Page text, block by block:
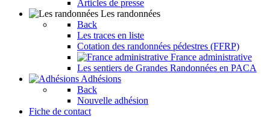
Articles de presse
Les randonnées
Back
Les traces en liste
Cotation des randonnées pédestres (FFRP)
France administrative
Les sentiers de Grandes Randonnées en PACA
Adhésions
Back
Nouvelle adhésion
Fiche de contact